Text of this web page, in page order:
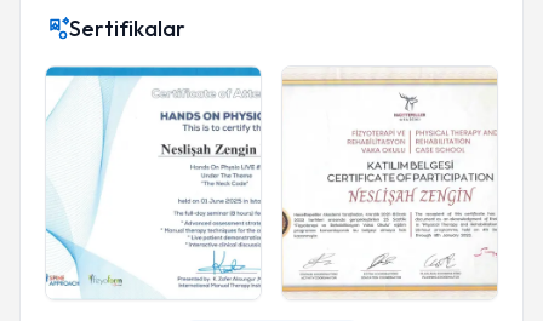
Sertifikalar